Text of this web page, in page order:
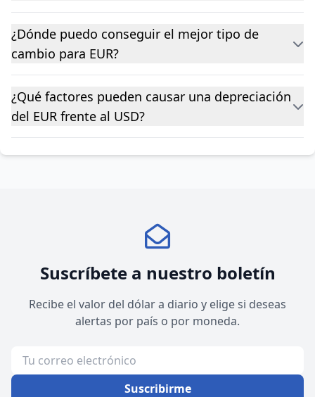
¿Dónde puedo conseguir el mejor tipo de
cambio para EUR?
¿Qué factores pueden causar una depreciación
del EUR frente al USD?
Suscríbete a nuestro boletín
Recibe el valor del dólar a diario y elige si deseas
alertas por país o por moneda.
Suscribirme